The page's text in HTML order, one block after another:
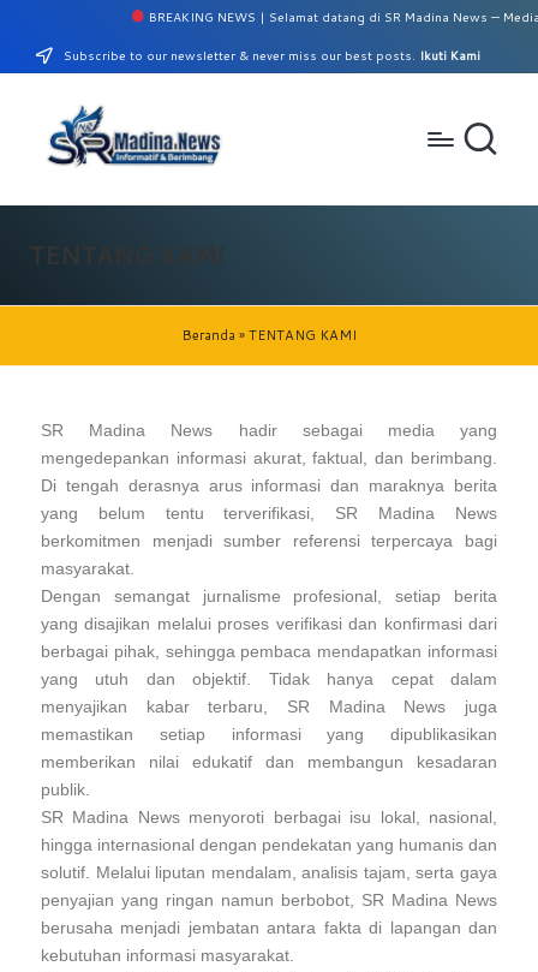
BREAKING NEWS | Selamat datang di SR Madina News — Media
Subscribe to our newsletter & never miss our best posts. Ikuti Kami
TENTANG KAMI
Beranda »TENTANG KAMI
SR Madina News hadir sebagai media yang
mengedepankan informasi akurat, faktual, dan berimbang.
Di tengah derasnya arus informasi dan maraknya berita
yang belum tentu terverifikasi, SR Madina News
berkomitmen menjadi sumber referensi terpercaya bagi
masyarakat.
Dengan semangat jurnalisme profesional, setiap berita
yang disajikan melalui proses verifikasi dan konfirmasi dari
berbagai pihak, sehingga pembaca mendapatkan informasi
yang utuh dan objektif. Tidak hanya cepat dalam
menyajikan kabar terbaru, SR Madina News juga
memastikan setiap informasi yang dipublikasikan
memberikan nilai edukatif dan membangun kesadaran
publik.
SR Madina News menyoroti berbagai isu lokal, nasional,
hingga internasional dengan pendekatan yang humanis dan
solutif. Melalui liputan mendalam, analisis tajam, serta gaya
penyajian yang ringan namun berbobot, SR Madina News
berusaha menjadi jembatan antara fakta di lapangan dan
kebutuhan informasi masyarakat.